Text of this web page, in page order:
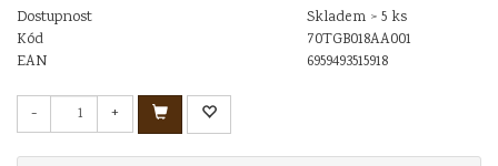
Dostupnost
Skladem > 5 ks
Kód
70TGB018AA001
EAN
6959493515918
- +